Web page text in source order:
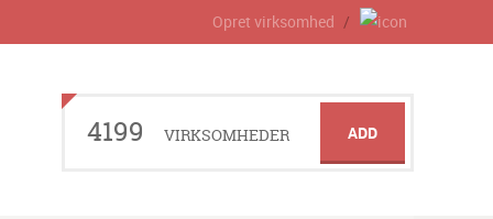
Opret virksomhed
4199 VIRKSOMHEDER ADD